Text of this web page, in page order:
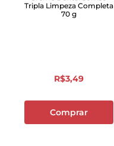
Tripla Limpeza Completa
70 g
R$3,49
Comprar